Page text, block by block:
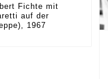
Fichte mit
auf der
1967